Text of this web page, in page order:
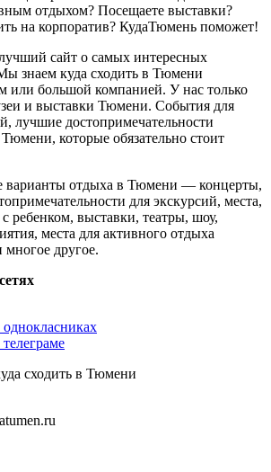
отдыхом? Посещаете выставки?
на корпоратив? КудаТюмень поможет!
сайт о самых интересных
знаем куда сходить в Тюмени
или большой компанией. У нас только
и выставки Тюмени. События для
лучшие достопримечательности
которые обязательно стоит
отдыха в Тюмени — концерты,
для экскурсий, места,
ребенком, выставки, театры, шоу,
места для активного отдыха
многое другое.
сходить в Тюмени